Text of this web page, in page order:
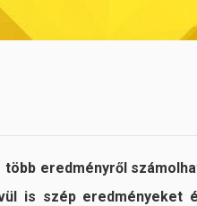
eredményről
is szép eredményeket